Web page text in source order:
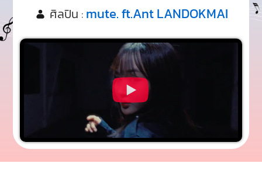
ศิลปิน : mute. ft.Ant LANDOKMAI